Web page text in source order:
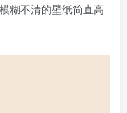
糊不清的壁纸简直高